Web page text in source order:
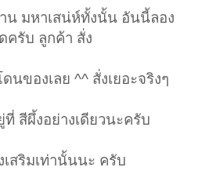
น มหาเสน่ห์ทั้งนั้น อันนี้ลอง
ครับ ลูกค้า สั่ง
ของเลย ^^ สั่งเยอะจริงๆ
สีผึ้งอย่างเดียวนะครับ
สริมเท่านั้นนะ ครับ